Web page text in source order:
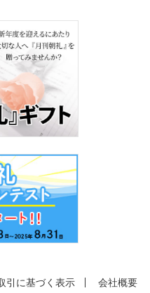
引に基づく表示 会社概要